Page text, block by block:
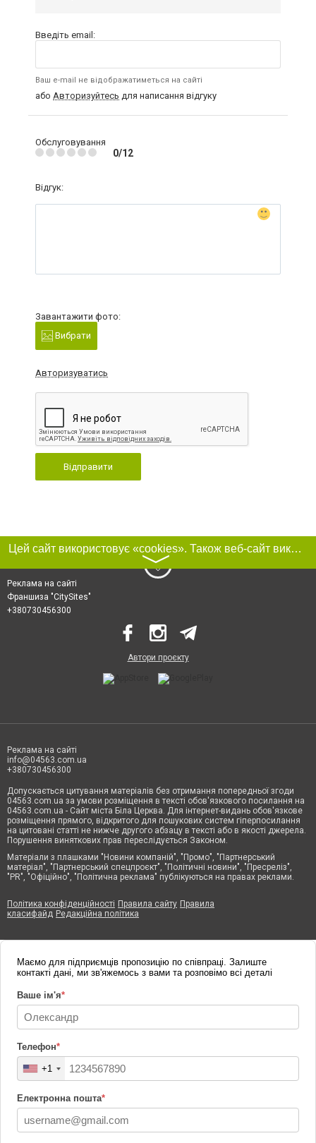
Введіть email:
Ваш e-mail не відображатиметься на сайті
або Авторизуйтесь для написання відгуку
Обслуговування
0/12
Відгук:
Завантажити фото:
Вибрати
Авторизуватись
Відправити
Цей сайт використовує «cookies». Також веб-сайт використовує інтернет-сервіс для збору технічних даних стосовно відвідувачів з метою отримання маркетингової та статистичної інформації. Умови обробки даних відвідувачів сайту див.
〉
Реклама на сайті
Франшиза "CitySites"
+380730456300
Автори проєкту
Реклама на сайті
info@04563.com.ua
+380730456300
Допускається цитування матеріалів без отримання попередньої згоди
04563.com.ua за умови розміщення в тексті обов'язкового посилання на
04563.com.ua - Сайт міста Біла Церква. Для інтернет-видань обов'язкове
розміщення прямого, відкритого для пошукових систем гіперпосилання
на цитовані статті не нижче другого абзацу в тексті або в якості джерела.
Порушення виняткових прав переслідується Законом.
Матеріали з плашками "Новини компаній", "Промо", "Партнерський
матеріал", "Партнерський спецпроєкт", "Політичні новини", "Пресреліз",
"PR", "Офіційно", "Політична реклама" публікуються на правах реклами.
Політика конфіденційності Правила сайту Правила
класифайд Редакційна політика
Маємо для підприємців пропозицію по співпраці. Залиште
контакті дані, ми зв'яжемось з вами та розповімо всі деталі
Ваше ім'я*
Телефон*
+1
Електронна пошта*